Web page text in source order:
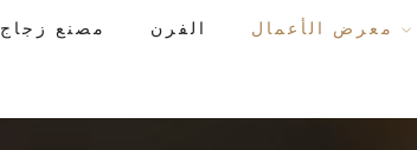
مصنع زجاج الفرن